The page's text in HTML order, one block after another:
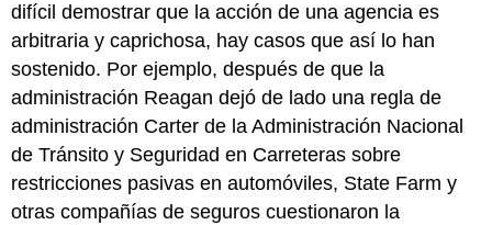
difícil demostrar que la acción de una agencia es
arbitraria y caprichosa, hay casos que así lo han
sostenido. Por ejemplo, después de que la
administración Reagan dejó de lado una regla de
administración Carter de la Administración Nacional
de Tránsito y Seguridad en Carreteras sobre
restricciones pasivas en automóviles, State Farm y
otras compañías de seguros cuestionaron la